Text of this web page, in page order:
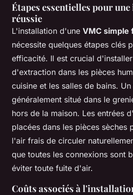
Étapes essentielles pour
réussie
L'installation d'une VMC simple
nécessite quelques étapes clés
efficacité. Il est crucial
d'extraction dans les pièces
cuisine et les salles de bains. Un
généralement situé dans le
hors de la maison. Les entrées
placées dans les pièces sèches
l'air frais de circuler
que toutes les connexions sont
éviter toute fuite d'air.
Coûts associés à